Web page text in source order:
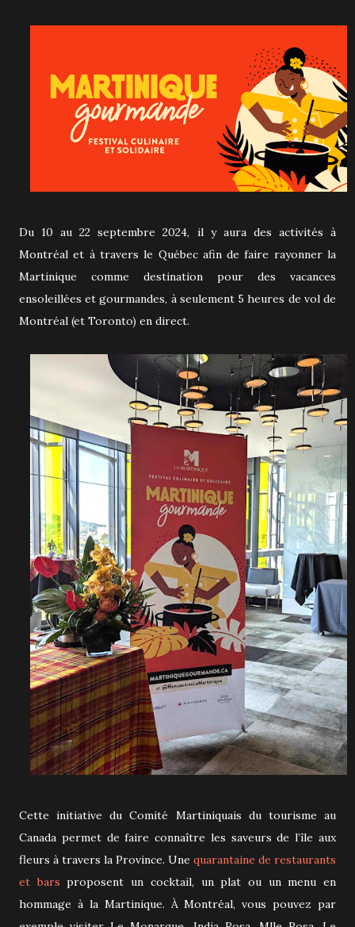
Du 10 au 22 septembre 2024, il y aura des activités à
Montréal et à travers le Québec afin de faire rayonner la
Martinique comme destination pour des vacances
ensoleillées et gourmandes, à seulement 5 heures de vol de
Montréal (et Toronto) en direct.
Cette initiative du Comité Martiniquais du tourisme au
Canada permet de faire connaître les saveurs de l’île aux
fleurs à travers la Province. Une quarantaine de restaurants
et bars proposent un cocktail, un plat ou un menu en
hommage à la Martinique. À Montréal, vous pouvez par